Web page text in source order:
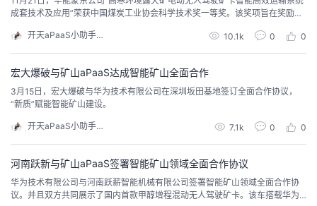
子
直
播
的
活
动
我
的
关
注
我
的
开
我
的
我
成套技术及应用”荣获中国煤炭工业协会科学技术奖一等奖。该奖项旨在奖励在
开天aPaaS小助手Tracy
10.1k 0 0
宏大爆破与矿山aPaaS达成智能矿山全面合作
3月15日，宏大爆破与华为技术有限公司在深圳坂田基地签订全面合作协议，
“新质”赋能智能矿山建设。
开天aPaaS小助手Tracy 7.1k 0 0
河南跃新与矿山aPaaS签署智能矿山领域全面合作协议
华为技术有限公司与河南跃薪智能机械有限公司签署智能矿山领域全面合作协
议。并且双方共同展示了国内首款甲醇增程混动无人驾驶矿卡。该车搭载华为